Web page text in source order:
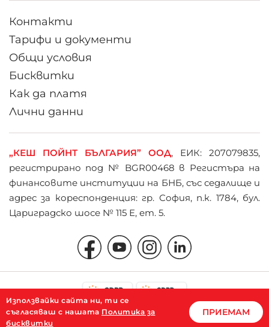
Контакти
Тарифи и документи
Общи условия
Бисквитки
Как да платя
Лични данни
„КЕШ ПОЙНТ БЪЛГАРИЯ” ООД, ЕИК: 207079835,
регистрирано под № BGR00468 в Регистъра на
финансовите институции на БНБ, със седалище и
адрес за кореспонденция: гр. София, п.к. 1784, бул.
Цариградско шосе № 115 Е, ет. 5.
© 2026CashPoint.bg
Използвайки сайта ни, ти се
съгласяваш с нашaта Политика за
бисквитки
ПРИЕМАМ